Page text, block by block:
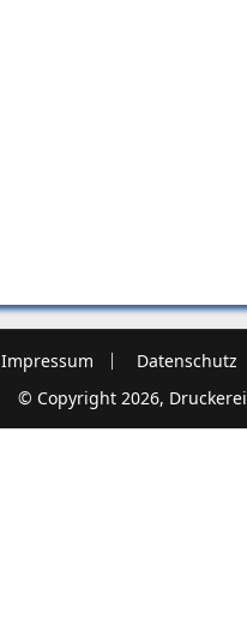
Impressum Datenschutz
© Copyright 2026, Druckerei